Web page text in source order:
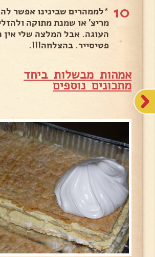
10 *לממהרים שבינינו אפשר
מריצ' או שמנת מתוקה
העוגה. אבל המלצה שלי אין
פטיסייר. בהצלחה!!!.
אמהות מבשלות ביחד
מתכונים נוספים